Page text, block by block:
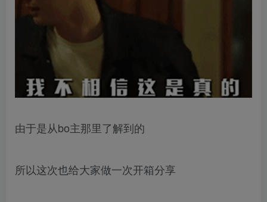
由于是从bo主那里了解到的
所以这次也给大家做一次开箱分享